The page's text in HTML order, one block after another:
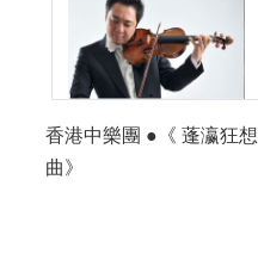
香港中樂團 ●《 蓬瀛狂想
曲》